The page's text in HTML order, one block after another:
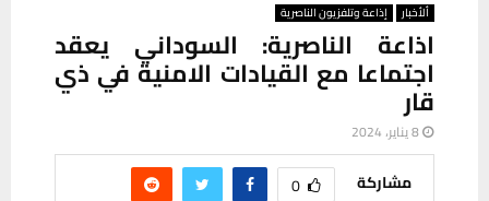
ألأخبار إذاعة وتلفزيون الناصرية
اذاعة الناصرية: السوداني يعقد
اجتماعا مع القيادات الامنية في ذي
قار
8 يناير، 2024
مشاركة 0